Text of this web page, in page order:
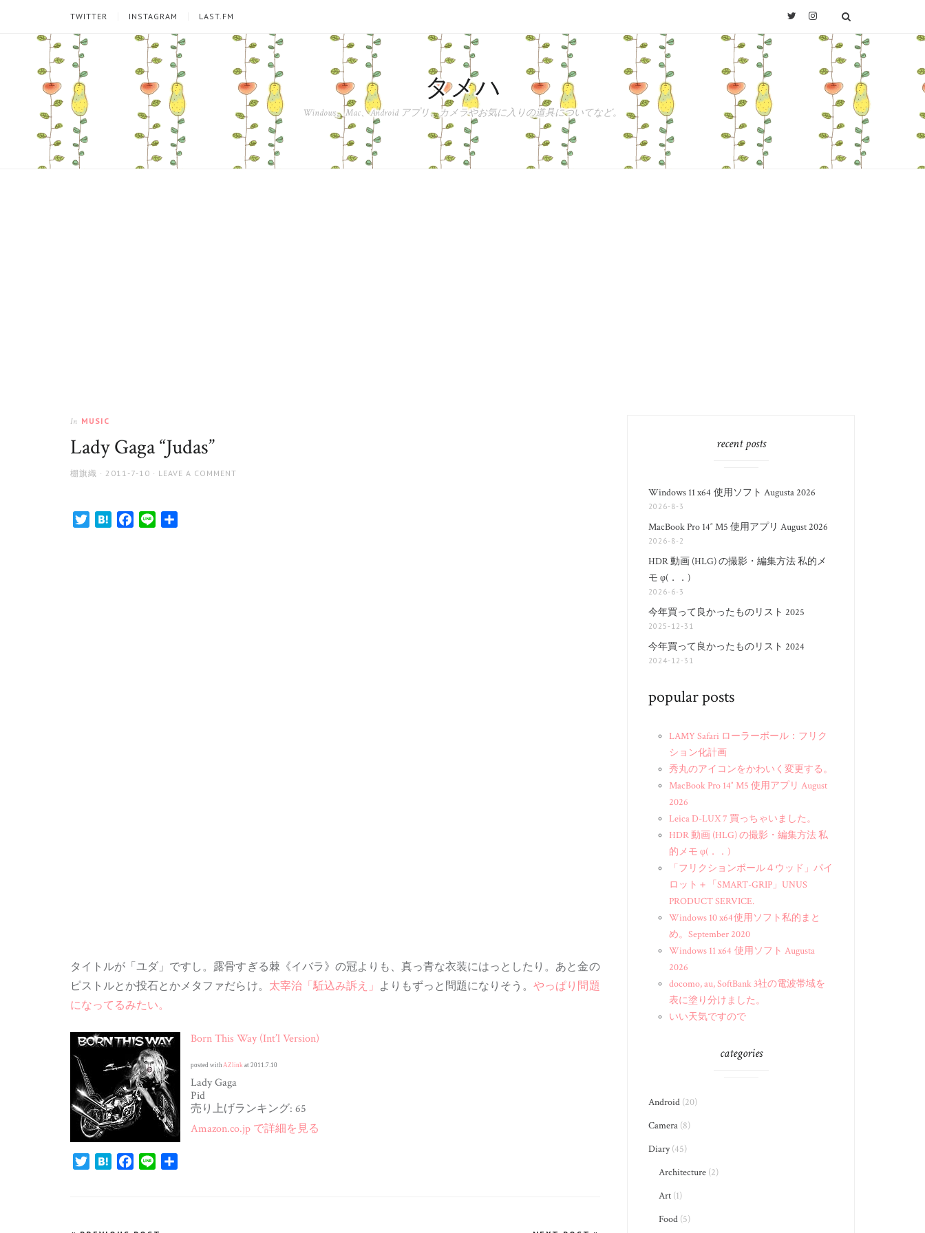
TWITTER INSTAGRAM LAST.FM TwitterInstagram
タメハ
Windows、Mac、Android アプリ、カメラやお気に入りの道具についてなど。
In MUSIC
Lady Gaga “Judas”
AUTHOR
棚旗織
POSTED
2011-7-10 LEAVE A COMMENT
TwitterHatenaFacebook
Line
タイトルが「ユダ」ですし。露骨すぎる棘《イバラ》の冠よりも、真っ青な衣装にはっとしたり。あと金の
ピストルとか投石とかメタファだらけ。 太宰治「駈込み訴え」 よりもずっと問題になりそう。やっぱり問題
になってるみたい。
Born This Way (Int’l Version)
posted with AZlink at 2011.7.10
Lady Gaga
Pid
売り上げランキング: 65
Amazon.co.jp で詳細を見る
TwitterHatenaFacebook
Line
recent posts
Windows 11 x64 使用ソフト Augusta 2026
2026-8-3
MacBook Pro 14″ M5 使用アプリ August 2026
2026-8-2
HDR 動画 (HLG) の撮影・編集方法 私的メ
モ φ(．．)
2026-6-3
今年買って良かったものリスト 2025
2025-12-31
今年買って良かったものリスト 2024
2024-12-31
popular posts
LAMY Safari ローラーボール：フリク
ション化計画
秀丸のアイコンをかわいく変更する。
MacBook Pro 14″ M5 使用アプリ August
2026
Leica D-LUX 7 買っちゃいました。
HDR 動画 (HLG) の撮影・編集方法 私
的メモ φ(．．)
「フリクションボール４ウッド」パイ
ロット＋「SMART-GRIP」UNUS
PRODUCT SERVICE.
Windows 10 x64 使用ソフト私的まと
め。September 2020
Windows 11 x64 使用ソフト Augusta
2026
docomo, au, SoftBank 3社の電波帯域を
表に塗り分けました。
いい天気ですので
categories
Android (20)
Camera (8)
Diary(45)
Architecture (2)
Art (1)
Food (5)